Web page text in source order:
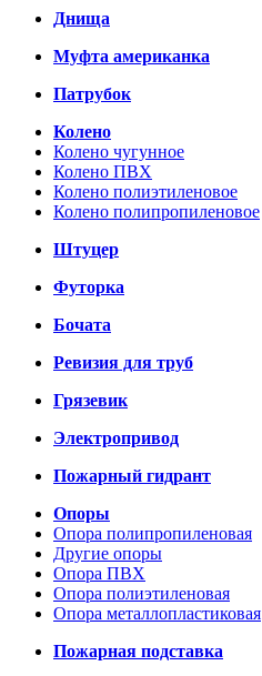
Днища
Муфта американка
Патрубок
Колено
Колено чугунное
Колено ПВХ
Колено полиэтиленовое
Колено полипропиленовое
Штуцер
Футорка
Бочата
Ревизия для труб
Грязевик
Электропривод
Пожарный гидрант
Опоры
Опора полипропиленовая
Другие опоры
Опора ПВХ
Опора полиэтиленовая
Опора металлопластиковая
Пожарная подставка